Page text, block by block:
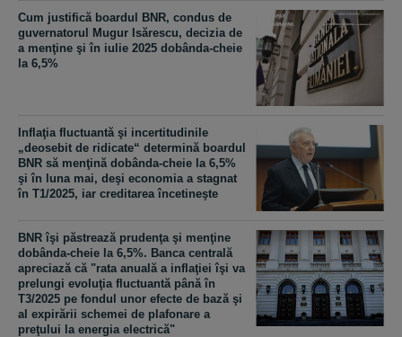
Cum justifică boardul BNR, condus de
guvernatorul Mugur Isărescu, decizia de
a menţine şi în iulie 2025 dobânda-cheie
la 6,5%
Inflaţia fluctuantă şi incertitudinile
„deosebit de ridicate“ determină boardul
BNR să menţină dobânda-cheie la 6,5%
şi în luna mai, deşi economia a stagnat
în T1/2025, iar creditarea încetineşte
BNR îşi păstrează prudenţa şi menţine
dobânda-cheie la 6,5%. Banca centrală
apreciază că "rata anuală a inflaţiei îşi va
prelungi evoluţia fluctuantă până în
T3/2025 pe fondul unor efecte de bază şi
al expirării schemei de plafonare a
preţului la energia electrică"